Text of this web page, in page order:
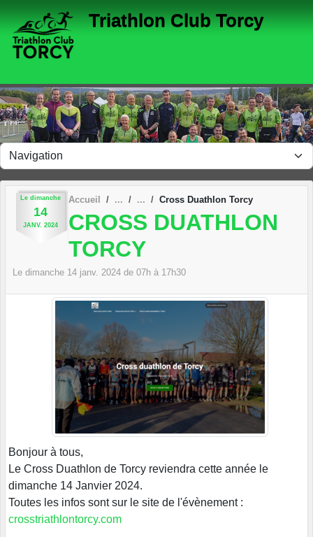
Triathlon Club Torcy
Le dimanche
14
JANV. 2024
Accueil Cross Duathlon Torcy
CROSS DUATHLON
TORCY
Le dimanche 14 janv. 2024 de 07h à 17h30
Bonjour à tous,
Le Cross Duathlon de Torcy reviendra cette année le
dimanche 14 Janvier 2024.
Toutes les infos sont sur le site de l'évènement :
crosstriathlontorcy.com